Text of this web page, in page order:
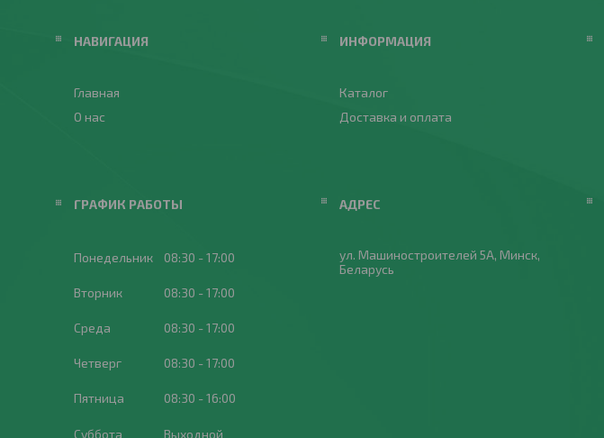
НАВИГАЦИЯ
Главная
О нас
ИНФОРМАЦИЯ
Каталог
Доставка и оплата
ГРАФИК РАБОТЫ
Понедельник 08:30 17:00
Вторник 08:30 17:00
Среда 08:30 17:00
Четверг 08:30 17:00
Пятница 08:30 16:00
Суббота Выходной
ул. Машиностроителей 5А, Минск,
Беларусь